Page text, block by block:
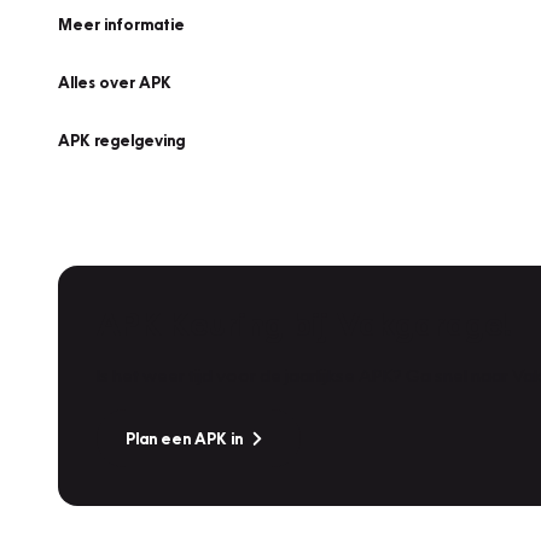
Meer informatie
Alles over APK
APK regelgeving
Plan een APK in